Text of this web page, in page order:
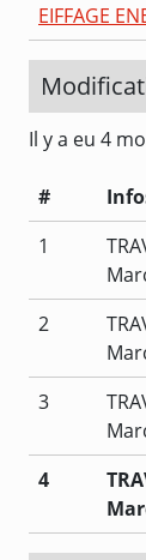
EIFFAGE
Il y a eu 4
#
1
2
3
4